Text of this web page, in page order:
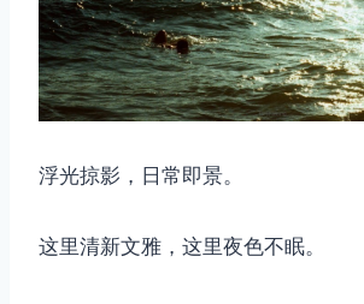
浮光掠影，日常即景。
这里清新文雅，这里夜色不眠。